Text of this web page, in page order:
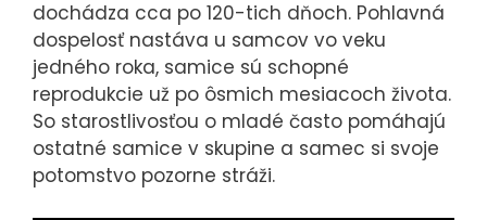
dochádza cca po 120-tich dňoch. Pohlavná
dospelosť nastáva u samcov vo veku
jedného roka, samice sú schopné
reprodukcie už po ôsmich mesiacoch života.
So starostlivosťou o mladé často pomáhajú
ostatné samice v skupine a samec si svoje
potomstvo pozorne stráži.